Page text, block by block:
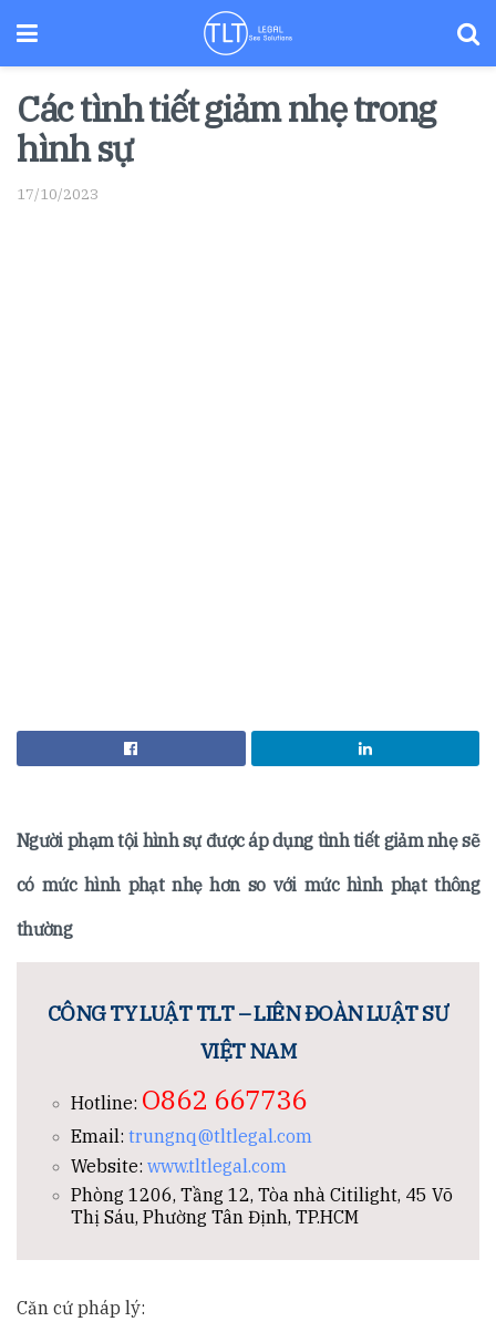
Các tình tiết giảm nhẹ trong
hình sự
17/10/2023
Người phạm tội hình sự được áp dụng tình tiết giảm nhẹ sẽ
có mức hình phạt nhẹ hơn so với mức hình phạt thông
thường
CÔNG TY LUẬT TLT – LIÊN ĐOÀN LUẬT SƯ
VIỆT NAM
Hotline: O862 667736
Email: trungnq@tltlegal.com
Website:www.tltlegal.com
Phòng 1206, Tầng 12, Tòa nhà Citilight, 45 Võ
Thị Sáu, Phường Tân Định, TP.HCM
Căn cứ pháp lý: